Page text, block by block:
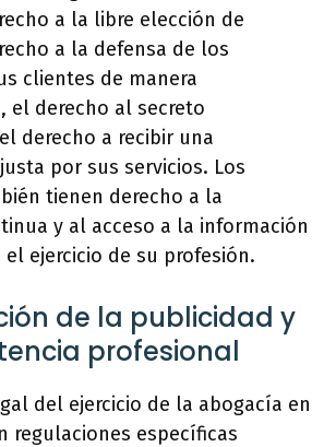
a la libre elección de
a la defensa de los
clientes de manera
el derecho al secreto
derecho a recibir una
por sus servicios. Los
tienen derecho a la
y al acceso a la información
el ejercicio de su profesión.
de la publicidad y
profesional
del ejercicio de la abogacía en
regulaciones específicas